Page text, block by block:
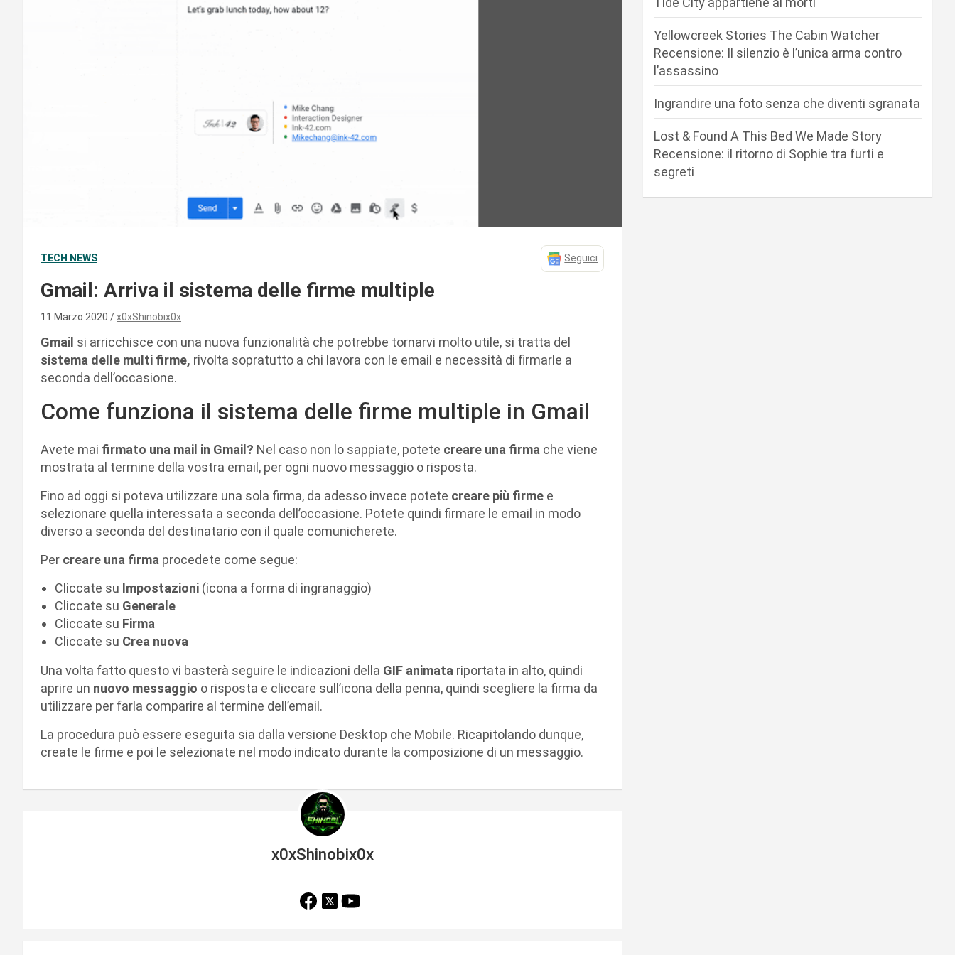
TECH NEWS Seguici
Gmail: Arriva il sistema delle firme multiple
11 Marzo 2020 x0xShinobix0x
Gmail si arricchisce con una nuova funzionalità che potrebbe tornarvi molto utile, si tratta del
sistema delle multi firme, rivolta sopratutto a chi lavora con le email e necessità di firmarle a
seconda dell’occasione.
Come funziona il sistema delle firme multiple in Gmail
Avete mai firmato una mail in Gmail? Nel caso non lo sappiate, potete creare una firma che viene
mostrata al termine della vostra email, per ogni nuovo messaggio o risposta.
Fino ad oggi si poteva utilizzare una sola firma, da adesso invece potete creare più firme e
selezionare quella interessata a seconda dell’occasione. Potete quindi firmare le email in modo
diverso a seconda del destinatario con il quale comunicherete.
Per creare una firma procedete come segue:
Cliccate su Impostazioni (icona a forma di ingranaggio)
Cliccate su Generale
Cliccate su Firma
Cliccate su Crea nuova
Una volta fatto questo vi basterà seguire le indicazioni della GIF animata riportata in alto, quindi
aprire un nuovo messaggio o risposta e cliccare sull’icona della penna, quindi scegliere la firma da
utilizzare per farla comparire al termine dell’email.
La procedura può essere eseguita sia dalla versione Desktop che Mobile. Ricapitolando dunque,
create le firme e poi le selezionate nel modo indicato durante la composizione di un messaggio.
x0xShinobix0x
Yellowcreek Stories The Cabin Watcher
Recensione: Il silenzio è l’unica arma contro
l’assassino
Ingrandire una foto senza che diventi sgranata
Lost & Found A This Bed We Made Story
Recensione: il ritorno di Sophie tra furti e
segreti